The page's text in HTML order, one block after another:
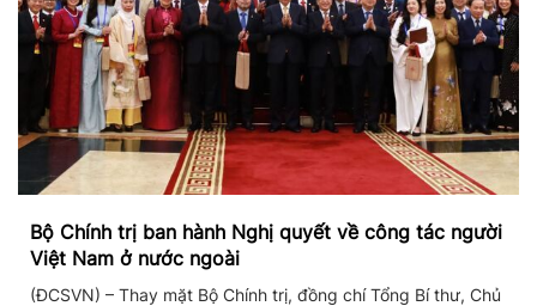
Bộ Chính trị ban hành Nghị quyết về công tác người
Việt Nam ở nước ngoài
(ĐCSVN) – Thay mặt Bộ Chính trị, đồng chí Tổng Bí thư, Chủ